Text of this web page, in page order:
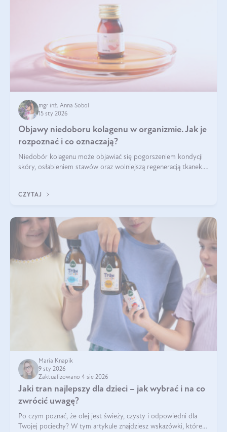
mgr inż. Anna Sobol
15 sty 2026
Objawy niedoboru kolagenu w organizmie. Jak je
rozpoznać i co oznaczają?
Niedobór kolagenu może objawiać się pogorszeniem kondycji
skóry, osłabieniem stawów oraz wolniejszą regeneracją tkanek.
osłabienie włosów.
CZYTAJ
Maria Knapik
9 sty 2026
Zaktualizowano 4 sie 2026
Jaki tran najlepszy dla dzieci – jak wybrać i na co
zwrócić uwagę?
Po czym poznać, że olej jest świeży, czysty i odpowiedni dla
Twojej pociechy? W tym artykule znajdziesz wskazówki, które